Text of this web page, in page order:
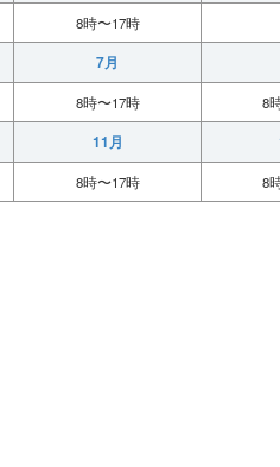
8時〜17時
7月
8時〜17時 8
11月
8時〜17時 8